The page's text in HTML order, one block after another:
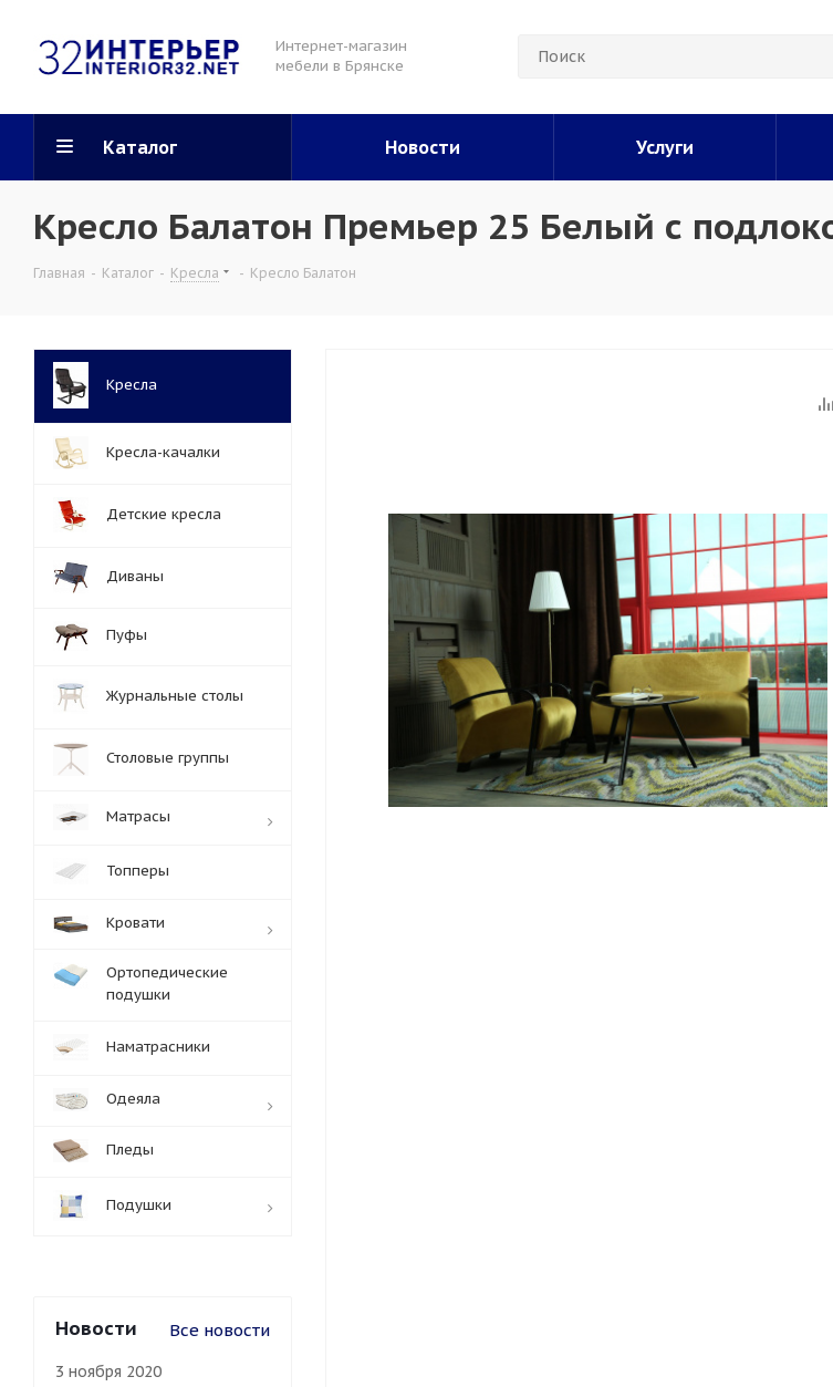
Интернет-магазин
мебели в Брянске
Каталог Новости Услуги
Кресло Балатон Премьер 25 Белый с
Главная - Каталог - Кресла - Кресло Балатон
Кресла
Кресла-качалки
Детские кресла
Диваны
Пуфы
Журнальные столы
Столовые группы
Матрасы
Топперы
Кровати
Ортопедические
подушки
Наматрасники
Одеяла
Пледы
Подушки
Новости Все новости
3 ноября 2020